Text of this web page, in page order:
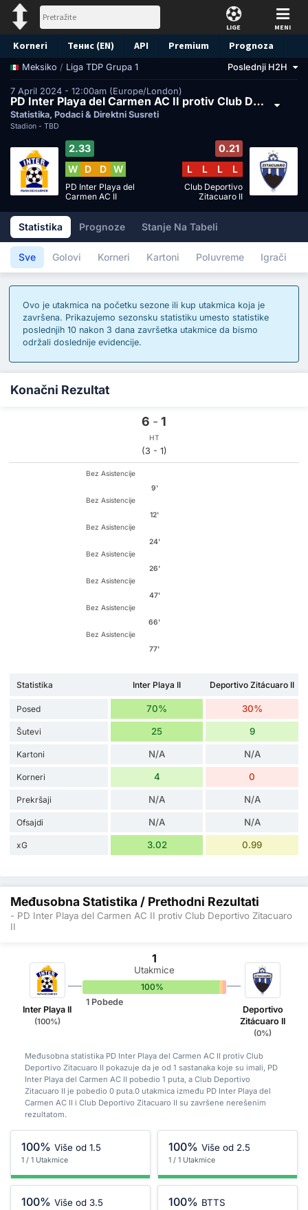
LIGE MENI
Korneri Тенис (EN) API Premium Prognoza
Meksiko / Liga TDP Grupa 1 Poslednji H2H
7 April 2024 - 12:00am (Europe/London)
PD Inter Playa del Carmen AC II protiv Club Deportivo Zitacuaro II
Statistika, Podaci & Direktni Susreti
Stadion - TBD
2.33
W
D D W
PD Inter Playa del
Carmen AC II
0.21
L
L L L
Club Deportivo
Zitacuaro II
Statistika Prognoze Stanje Na Tabeli
Sve Golovi Korneri Kartoni Poluvreme Igrači
Ovo je utakmica na početku sezone ili kup utakmica koja je
završena. Prikazujemo sezonsku statistiku umesto statistike
poslednjih 10 nakon 3 dana završetka utakmice da bismo
održali doslednije evidencije.
Konačni Rezultat
6 - 1
HT
(3 - 1)
Bez Asistencije
9'
Bez Asistencije
12'
Bez Asistencije
24'
Bez Asistencije
26'
Bez Asistencije
47'
Bez Asistencije
66'
Bez Asistencije
77'
Statistika Inter Playa II Deportivo Zitácuaro II
Posed 70% 30%
Šutevi 25 9
Kartoni N/A N/A
Korneri 4 0
Prekršaji N/A N/A
Ofsajdi N/A N/A
xG 3.02 0.99
Međusobna Statistika / Prethodni Rezultati
- PD Inter Playa del Carmen AC II protiv Club Deportivo Zitacuaro
II
Inter Playa II
(100%)
1
Utakmice
100% 0%
0%
1 Pobede
Deportivo
Zitácuaro II
(0%)
Međusobna statistika PD Inter Playa del Carmen AC II protiv Club
Deportivo Zitacuaro II pokazuje da je od 1 sastanaka koje su imali, PD
Inter Playa del Carmen AC II pobedio 1 puta, a Club Deportivo
Zitacuaro II je pobedio 0 puta.0 utakmica između PD Inter Playa del
Carmen AC II i Club Deportivo Zitacuaro II su završene nerešenim
rezultatom.
100% Više od 1.5
1 / 1 Utakmice
100% Više od 2.5
1 / 1 Utakmice
100% Više od 3.5 100% BTTS